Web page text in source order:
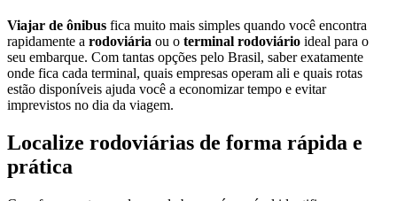
Viajar de ônibus fica muito mais simples quando você encontra
rapidamente a rodoviária ou o terminal rodoviário ideal para o
seu embarque. Com tantas opções pelo Brasil, saber exatamente
onde fica cada terminal, quais empresas operam ali e quais rotas
estão disponíveis ajuda você a economizar tempo e evitar
imprevistos no dia da viagem.
Localize rodoviárias de forma rápida e
prática